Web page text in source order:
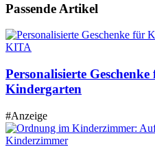
Passende Artikel
KITA
Personalisierte
Kindergarten
#Anzeige
Kinderzimmer